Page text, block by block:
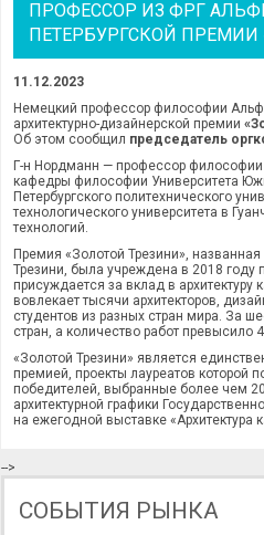
ПРОФЕССОР ИЗ ФРГ
ПЕТЕРБУРГСКОЙ ПРЕМИИ
11.12.2023
Немецкий профессор философии
архитектурно-дизайнерской премии
Об этом сообщил председатель
Г-н Нордманн — профессор философии
кафедры философии Университета
Петербургского политехнического
технологического университета в
технологий.
Премия «Золотой Трезини»,
Трезини, была учреждена в 2018 году
присуждается за вклад в
вовлекает тысячи архитекторов,
студентов из разных стран мира. За
стран, а количество работ превысило
«Золотой Трезини» является
премией, проекты лауреатов которой
победителей, выбранные более чем
архитектурной графики
на ежегодной выставке «Архитектура
-->
СОБЫТИЯ РЫНКА